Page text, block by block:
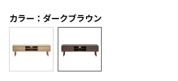
カラー：ダークブラウン